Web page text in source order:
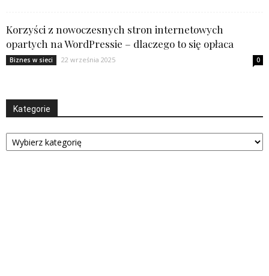
Korzyści z nowoczesnych stron internetowych
opartych na WordPressie – dlaczego to się opłaca
Biznes w sieci 22 września 2025 0
Kategorie
Kategorie